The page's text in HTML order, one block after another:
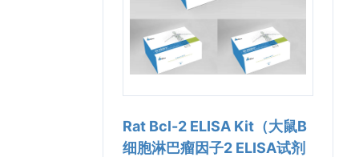
Rat Bcl-2 ELISA Kit（大鼠B
细胞淋巴瘤因子2 ELISA试剂